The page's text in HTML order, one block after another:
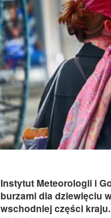
Instytut Meteorologii i
burzami dla dziewięciu
wschodniej części